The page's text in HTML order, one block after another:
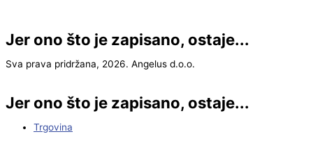
Jer ono što je zapisano, ostaje...
Sva prava pridržana, 2026. Angelus d.o.o.
Jer ono što je zapisano, ostaje...
Trgovina